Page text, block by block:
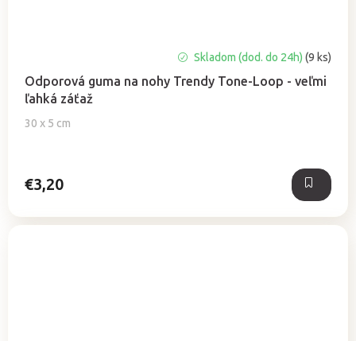
Odporová guma na nohy Trendy Tone-Loop - veľmi
ľahká záťaž
30 x 5 cm
hodnotenie
produktu
je
5,0
Skladom (dod. do 24h)(9 ks)
€3,20